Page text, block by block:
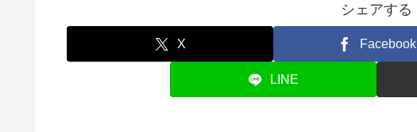
シェアする
X Facebook
LINE